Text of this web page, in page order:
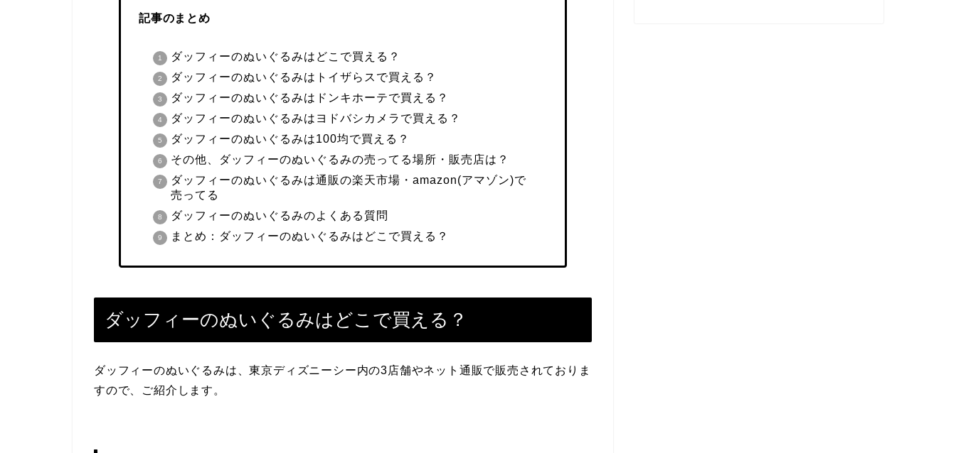
記事のまとめ
ダッフィーのぬいぐるみはどこで買える？
ダッフィーのぬいぐるみはトイザらスで買える？
ダッフィーのぬいぐるみはドンキホーテで買える？
ダッフィーのぬいぐるみはヨドバシカメラで買える？
ダッフィーのぬいぐるみは100均で買える？
その他、ダッフィーのぬいぐるみの売ってる場所・販売店は？
ダッフィーのぬいぐるみは通販の楽天市場・amazon(アマゾン)で
売ってる
ダッフィーのぬいぐるみのよくある質問
まとめ：ダッフィーのぬいぐるみはどこで買える？
ダッフィーのぬいぐるみはどこで買える？
ダッフィーのぬいぐるみは、東京ディズニーシー内の3店舗やネット通販で販売されておりま
すので、ご紹介します。